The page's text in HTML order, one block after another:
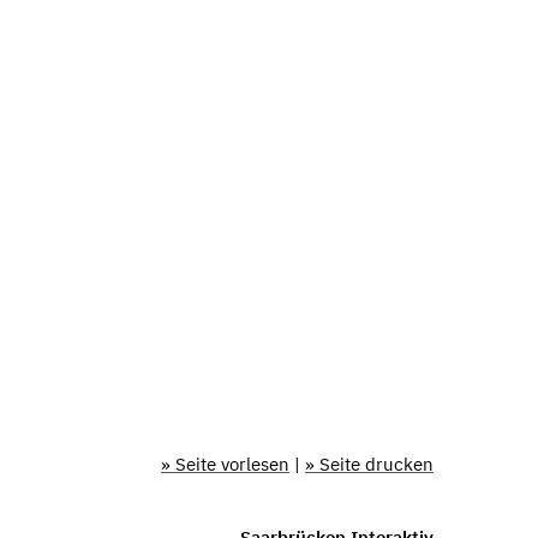
» Seite vorlesen | » Seite drucken